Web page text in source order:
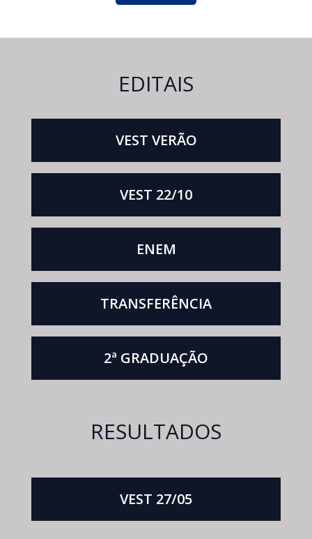
EDITAIS
VEST VERÃO
VEST 22/10
ENEM
TRANSFERÊNCIA
2ª GRADUAÇÃO
RESULTADOS
VEST 27/05